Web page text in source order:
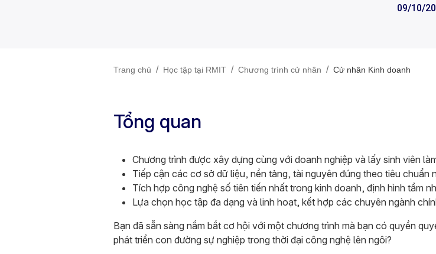
09/10/
Trang chủ / Học tập tại RMIT / Chương trình cử nhân / Cử nhân Kinh doanh
Tổng quan
Chương trình được xây dựng cùng với doanh nghiệp và lấy sinh viên
Tiếp cận các cơ sở dữ liệu, nền tảng, tài nguyên đúng theo tiêu chuẩn
Tích hợp công nghệ số tiên tiến nhất trong kinh doanh, định hình tầm
Lựa chọn học tập đa dạng và linh hoạt, kết hợp các chuyên ngành
Bạn đã sẵn sàng nắm bắt cơ hội với một chương trình mà bạn có quyền
phát triển con đường sự nghiệp trong thời đại công nghệ lên ngôi?